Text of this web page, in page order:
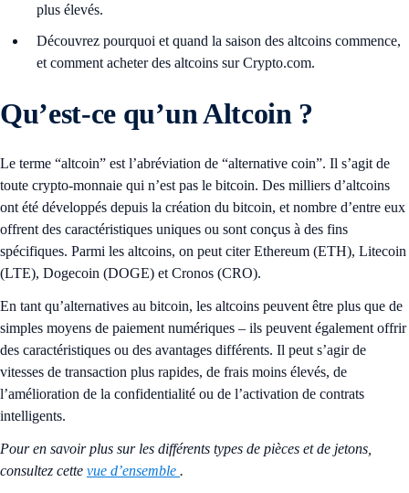
plus élevés.
Découvrez pourquoi et quand la saison des altcoins commence,
et comment acheter des altcoins sur Crypto.com.
Qu’est-ce qu’un Altcoin ?
Le terme “altcoin” est l’abréviation de “alternative coin”. Il s’agit de
toute crypto-monnaie qui n’est pas le bitcoin. Des milliers d’altcoins
ont été développés depuis la création du bitcoin, et nombre d’entre eux
offrent des caractéristiques uniques ou sont conçus à des fins
spécifiques. Parmi les altcoins, on peut citer Ethereum (ETH), Litecoin
(LTE), Dogecoin (DOGE) et Cronos (CRO).
En tant qu’alternatives au bitcoin, les altcoins peuvent être plus que de
simples moyens de paiement numériques – ils peuvent également offrir
des caractéristiques ou des avantages différents. Il peut s’agir de
vitesses de transaction plus rapides, de frais moins élevés, de
l’amélioration de la confidentialité ou de l’activation de contrats
intelligents.
Pour en savoir plus sur les différents types de pièces et de jetons,
consultez cette vue d’ensemble .